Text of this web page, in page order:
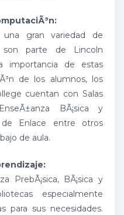
gran variedad de
son parte de Lincoln
importancia de estas
de los alumnos, los
cuentan con Salas
BÃ¡sica y
de Enlace entre otros
de aula.
PrebÃ¡sica, BÃ¡sica y
especialmente
para sus necesidades.